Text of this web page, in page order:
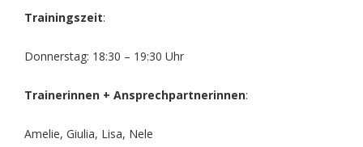
Trainingszeit:
Donnerstag: 18:30 – 19:30 Uhr
Trainerinnen + Ansprechpartnerinnen:
Amelie, Giulia, Lisa, Nele